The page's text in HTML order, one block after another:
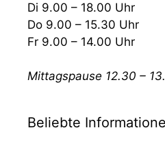
Di 9.00 – 18.00 Uhr
Do 9.00 – 15.30 Uhr
Fr 9.00 – 14.00 Uhr
Mittagspause 12.30 –
Beliebte